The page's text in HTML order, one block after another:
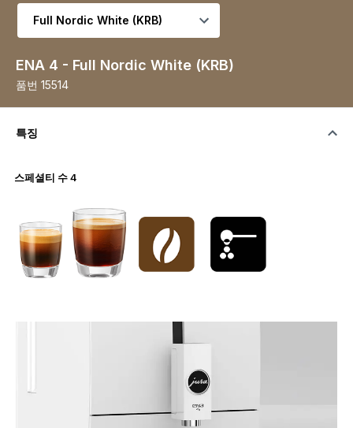
추가 옵션
ENA 4 - Full Nordic White (KRB)
품번 15514
특징